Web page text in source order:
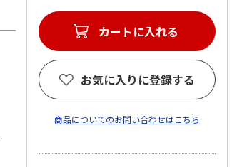
お気に入りに登録する
商品についてのお問い合わせはこちら